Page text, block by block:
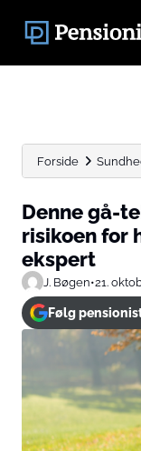
Forside
Denne gå-
risikoen for
ekspert
J. Bøgen•21.
Følg